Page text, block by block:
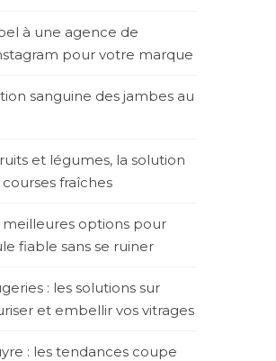
à une agence de
pour votre marque
sanguine des jambes au
et légumes, la solution
fraîches
meilleures options pour
fiable sans se ruiner
: les solutions sur
et embellir vos vitrages
: les tendances coupe